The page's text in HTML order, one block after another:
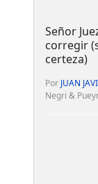
Señor
corregir
certeza)
Por JUAN
Negri &